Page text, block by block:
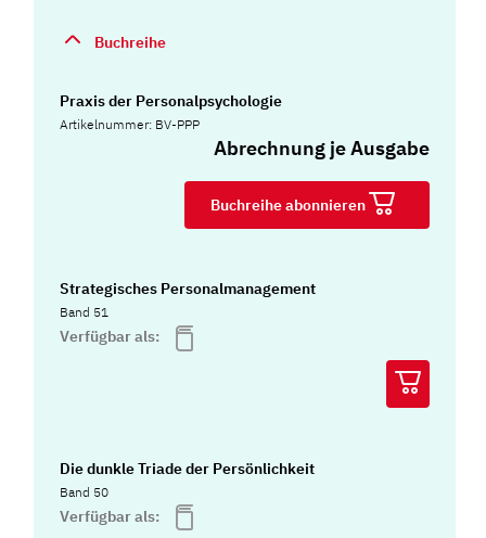
Buchreihe
Praxis der Personalpsychologie
Artikelnummer: BV-PPP
Abrechnung je Ausgabe
Buchreihe abonnieren
Strategisches Personalmanagement
Band 51
Verfügbar als:
Die dunkle Triade der Persönlichkeit
Band 50
Verfügbar als: